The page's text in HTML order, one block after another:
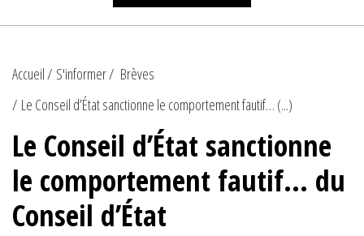
Accueil S'informer
Brèves
Le Conseil d’État sanctionne le comportement fautif… (...)
Le Conseil d’État sanctionne
le comportement fautif… du
Conseil d’État